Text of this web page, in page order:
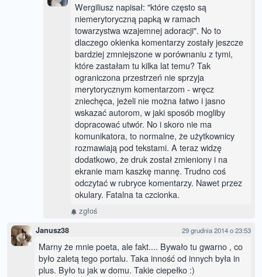
Wergiliusz napisał: "które często są
niemerytoryczną papką w ramach
towarzystwa wzajemnej adoracji". No to
dlaczego okienka komentarzy zostały jeszcze
bardziej zmniejszone w porównaniu z tymi,
które zastałam tu kilka lat temu? Tak
ograniczona przestrzeń nie sprzyja
merytorycznym komentarzom - wręcz
zniechęca, jeżeli nie można łatwo i jasno
wskazać autorom, w jaki sposób mogliby
dopracować utwór. No i skoro nie ma
komunikatora, to normalne, że użytkownicy
rozmawiają pod tekstami. A teraz widzę
dodatkowo, że druk został zmieniony i na
ekranie mam kaszkę mannę. Trudno coś
odczytać w rubryce komentarzy. Nawet przez
okulary. Fatalna ta czcionka.
zgłoś
Janusz38 29 grudnia 2014 o 23:53
Marny że mnie poeta, ale fakt.... Bywało tu gwarno , co
było zaletą tego portalu. Taka inność od innych była in
plus. Było tu jak w domu. Takie ciepełko :)